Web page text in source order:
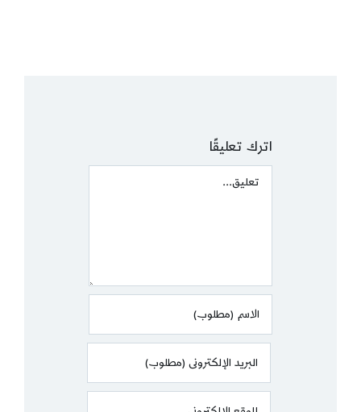
اترك تعليقًا
Comment